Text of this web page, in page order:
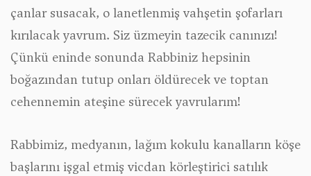
çanlar susacak, o lanetlenmiş vahşetin şofarları
kırılacak yavrum. Siz üzmeyin tazecik canınızı!
Çünkü eninde sonunda Rabbiniz hepsinin
boğazından tutup onları öldürecek ve toptan
cehennemin ateşine sürecek yavrularım!
Rabbimiz, medyanın, lağım kokulu kanalların köşe
başlarını işgal etmiş vicdan körleştirici satılık